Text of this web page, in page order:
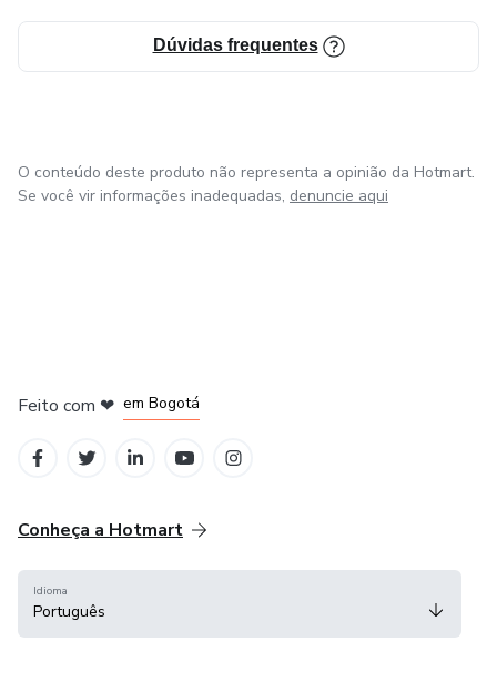
Dúvidas frequentes
O conteúdo deste produto não representa a opinião da Hotmart.
Se você vir informações inadequadas, denuncie aqui
Feito com ❤ em Bogotá
Conheça a Hotmart
Idioma
Português